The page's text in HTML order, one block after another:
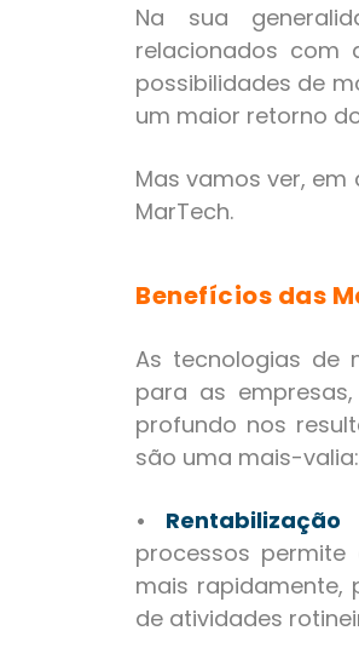
Na sua
relacionados com
possibilidades de
um maior retorno
Mas vamos ver,
MarTech.
Benefícios das
As tecnologias de
para as
profundo nos
são uma mais-valia:
•
processos
mais
de atividades